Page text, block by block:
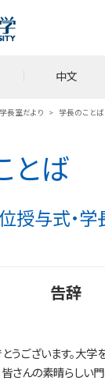
中文
学長室だより > 学長のことば
とば
授与式・学
告辞
うございます。大学
皆さんの素晴らしい